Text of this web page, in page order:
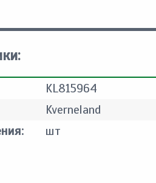
KL815964
Kverneland
шт